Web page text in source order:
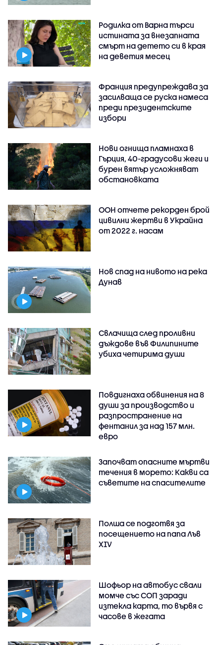
Родилка от Варна търси
истината за внезапната
смърт на детето си в края
на деветия месец
Франция предупреждава за
засилваща се руска намеса
преди президентските
избори
Нови огнища пламнаха в
Гърция, 40-градусови жеги и
бурен вятър усложняват
обстановката
ООН отчете рекорден брой
цивилни жертви в Украйна
от 2022 г. насам
Нов спад на нивото на река
Дунав
Свлачища след проливни
дъждове във Филипините
убиха четирима души
Повдигнаха обвинения на 8
души за производство и
разпространение на
фентанил за над 157 млн.
евро
Започват опасните мъртви
течения в морето: Какви са
съветите на спасителите
Полша се подготвя за
посещението на папа Лъв
XIV
Шофьор на автобус свали
момче със СОП заради
изтекла карта, то вървя с
часове в жегата